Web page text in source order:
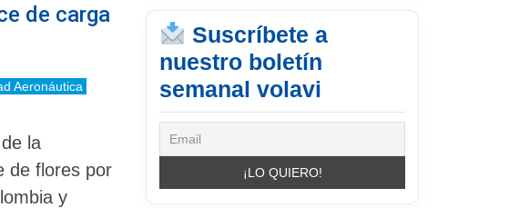
de carga
Aeronáutica
la
de flores por
y
Suscríbete a
nuestro boletín
semanal volavi